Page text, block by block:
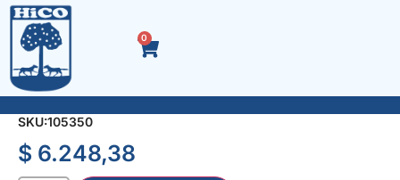
0
LLAVE AJUSTABLE 6″ FOSFATIZADA
SKU:105350
$ 6.248,38